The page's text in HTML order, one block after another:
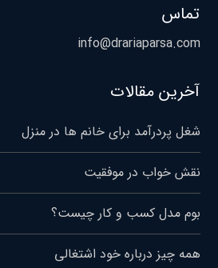
تماس
info@drariaparsa.com
آخرین مقالات
شغل پردرآمد برای خانم ها در منزل
نقش خواب در موفقیت
بوم مدل کسب و کار چیست؟
همه چیز درباره خود اشتغالی